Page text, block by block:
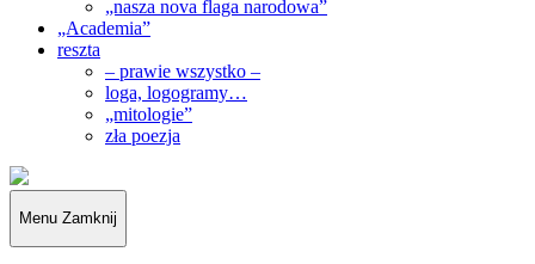
„nasza nova flaga narodowa”
„Academia”
reszta
– prawie wszystko –
loga, logogramy…
„mitologie”
zła poezja
„Obywatele…”
Menu Zamknij